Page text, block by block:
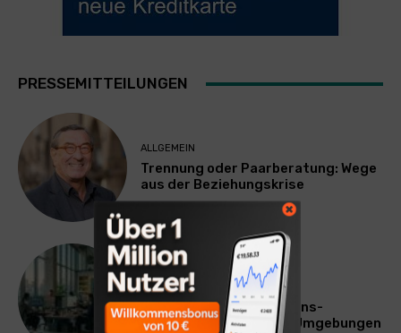
PRESSEMITTEILUNGEN
ALLGEMEIN
Trennung oder Paarberatung: Wege
aus der Beziehungskrise
TECHNIK
SourcingBlox startet
CentaurNexus: Operations-
Plattform für Zscaler-Umgebungen